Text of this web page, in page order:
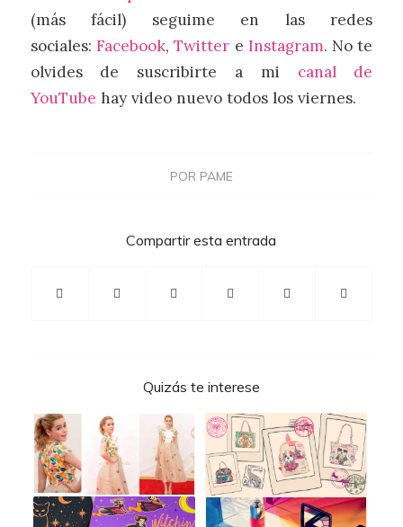
(más fácil) seguime en las redes
sociales: Facebook,Twitter e Instagram. No te
olvides de suscribirte a mi canal de
YouTube hay video nuevo todos los viernes.
POR PAME
Compartir esta entrada
Quizás te interese